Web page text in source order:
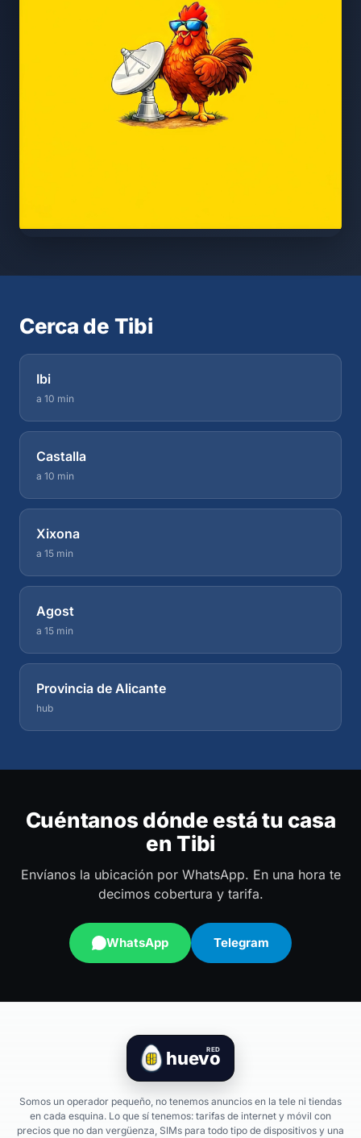
Cerca de Tibi
Ibi
a 10 min
Castalla
a 10 min
Xixona
a 15 min
Agost
a 15 min
Provincia de Alicante
hub
Cuéntanos dónde está tu casa
en Tibi
Envíanos la ubicación por WhatsApp. En una hora te
decimos cobertura y tarifa.
WhatsApp Telegram
RED
huevo
Somos un operador pequeño, no tenemos anuncios en la tele ni tiendas
en cada esquina. Lo que sí tenemos: tarifas de internet y móvil con
precios que no dan vergüenza, SIMs para todo tipo de dispositivos y una